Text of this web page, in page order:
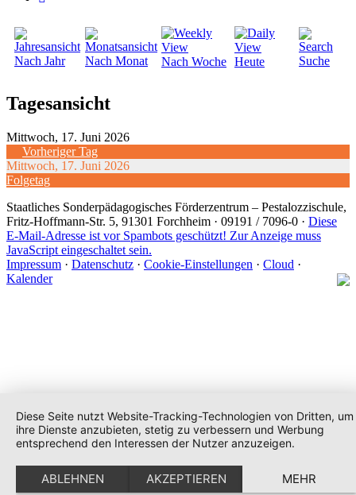
Nach Jahr Nach Monat Nach Woche Heute Suche
Tagesansicht
Mittwoch, 17. Juni 2026
Vorheriger Tag
Mittwoch, 17. Juni 2026
Folgetag
Staatliches Sonderpädagogisches Förderzentrum – Pestalozzischule,
Fritz-Hoffmann-Str. 5, 91301 Forchheim · 09191 / 7096-0 · Diese
E-Mail-Adresse ist vor Spambots geschützt! Zur Anzeige muss
JavaScript eingeschaltet sein.
Impressum · Datenschutz · Cookie-Einstellungen · Cloud ·
Kalender
Diese Seite nutzt Website-Tracking-Technologien von Dritten, um
ihre Dienste anzubieten, stetig zu verbessern und Werbung
entsprechend den Interessen der Nutzer anzuzeigen.
ABLEHNEN AKZEPTIEREN MEHR